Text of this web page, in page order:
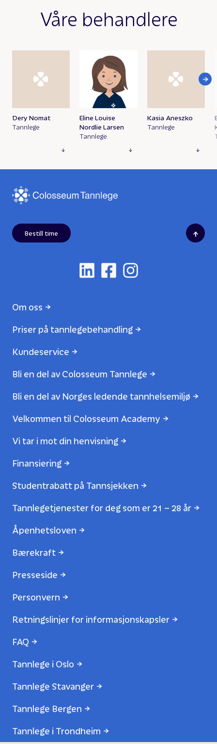
Våre behandlere
Dery Nomat
Tannlege
Eline Louise
Nordlie Larsen
Tannlege
Kasia Aneszko
Tannlege
Bestill time
Om oss
Priser på tannlegebehandling
Kundeservice
Bli en del av Colosseum Tannlege
Bli en del av Norges ledende tannhelsemiljø
Velkommen til Colosseum Academy
Vi tar i mot din henvisning
Finansiering
Studentrabatt på Tannsjekken
Tannlegetjenester for deg som er 21 – 28 år
Åpenhetsloven
Bærekraft
Presseside
Personvern
Retningslinjer for informasjonskapsler
FAQ
Tannlege i Oslo
Tannlege Stavanger
Tannlege Bergen
Tannlege i Trondheim
↑